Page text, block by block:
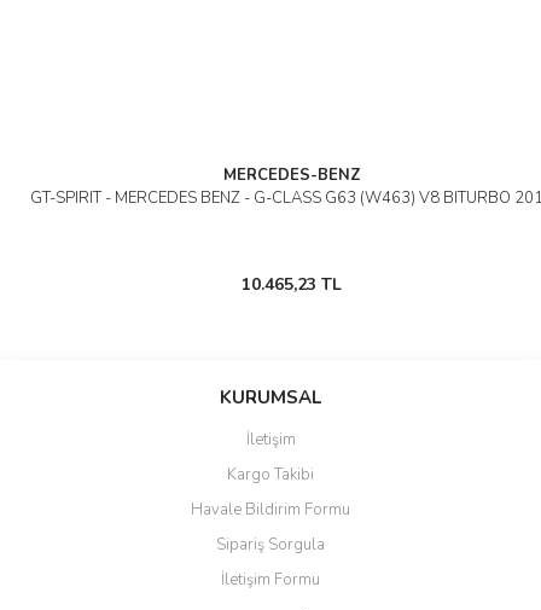
MERCEDES-BENZ
GT-SPIRIT - MERCEDES BENZ - G-CLASS G63 (W463) V8 BITURBO
10.465,23 TL
KURUMSAL
İletişim
Kargo Takibi
Havale Bildirim Formu
Sipariş Sorgula
İletişim Formu